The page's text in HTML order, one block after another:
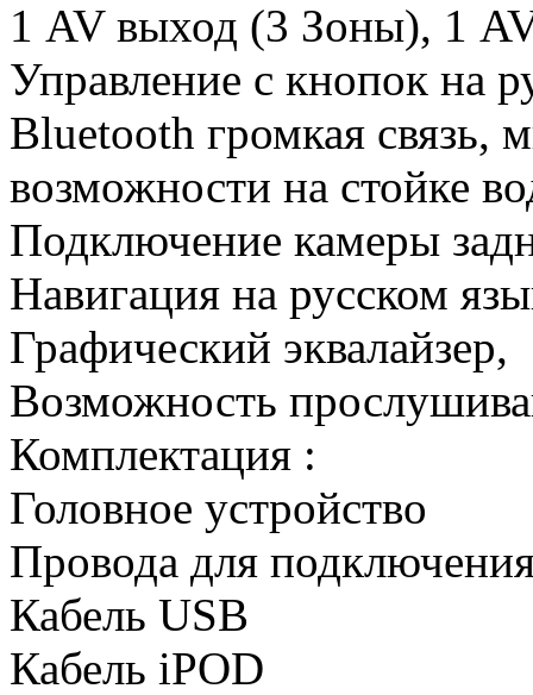
1 AV выход (3 Зоны), 1
Управление с кнопок на
Bluetooth громкая связь,
возможности на стойке
Подключение камеры
Навигация на русском
Графический эквалайзер,
Возможность
Комплектация :
Головное устройство
Провода для
Кабель USB
Кабель iPOD